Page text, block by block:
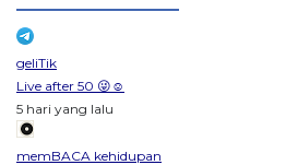
geliTik
Live after 50 😜☺️
5 hari yang lalu
memBACA kehidupan